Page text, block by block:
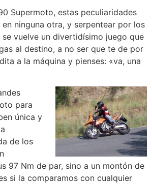
Supermoto, estas peculiaridades
ninguna otra, y serpentear por los
vuelve un divertidísimo juego que
al destino, a no ser que te de por
a la máquina y pienses: «va, una
para
única y
de los
97 Nm de par, sino a un montón de
si la comparamos con cualquier